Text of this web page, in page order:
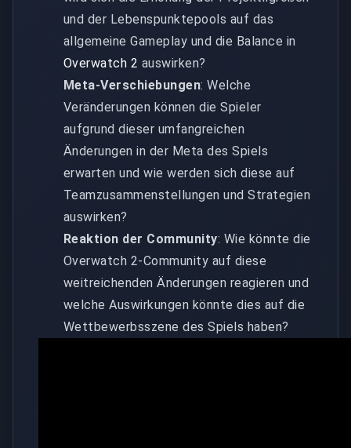
und der Lebenspunktepools auf das
allgemeine Gameplay und die Balance in
Overwatch 2 auswirken?
Meta-Verschiebungen: Welche
Veränderungen können die Spieler
aufgrund dieser umfangreichen
Änderungen in der Meta des Spiels
erwarten und wie werden sich diese auf
Teamzusammenstellungen und Strategien
auswirken?
Reaktion der Community: Wie könnte die
Overwatch 2-Community auf diese
weitreichenden Änderungen reagieren und
welche Auswirkungen könnte dies auf die
Wettbewerbsszene des Spiels haben?